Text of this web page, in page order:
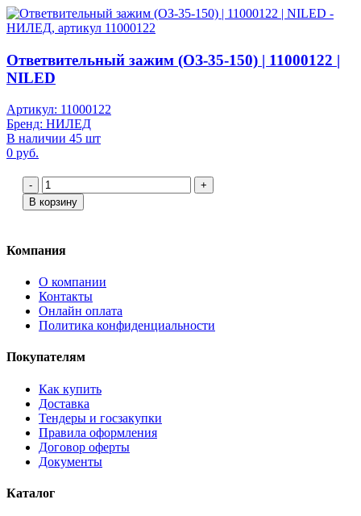
Ответвительный зажим (ОЗ-35-150) | 11000122 |
NILED
Артикул: 11000122
Бренд: НИЛЕД
В наличии 45 шт
0 руб.
-
+
В корзину
Компания
О компании
Контакты
Онлайн оплата
Политика конфиденциальности
Покупателям
Как купить
Доставка
Тендеры и госзакупки
Правила оформления
Договор оферты
Документы
Каталог